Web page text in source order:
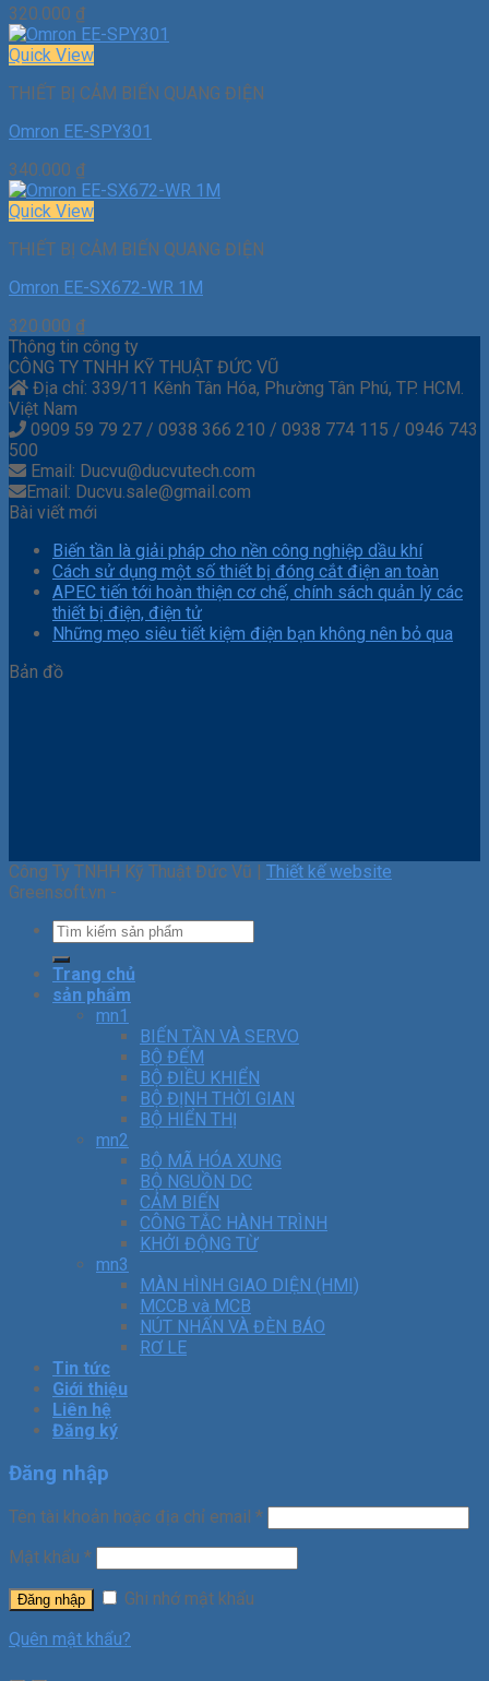
320.000 ₫
Quick View
THIẾT BỊ CẢM BIẾN QUANG ĐIỆN
Omron EE-SPY301
340.000 ₫
Quick View
THIẾT BỊ CẢM BIẾN QUANG ĐIỆN
Omron EE-SX672-WR 1M
320.000 ₫
Thông tin công ty
CÔNG TY TNHH KỸ THUẬT ĐỨC VŨ
Địa chỉ: 339/11 Kênh Tân Hóa, Phường Tân Phú, TP. HCM.
Việt Nam
0909 59 79 27 / 0938 366 210 / 0938 774 115 / 0946 743
500
Email: Ducvu@ducvutech.com
Email: Ducvu.sale@gmail.com
Bài viết mới
Biến tần là giải pháp cho nền công nghiệp dầu khí
Cách sử dụng một số thiết bị đóng cắt điện an toàn
APEC tiến tới hoàn thiện cơ chế, chính sách quản lý các
thiết bị điện, điện tử
Những mẹo siêu tiết kiệm điện bạn không nên bỏ qua
Bản đồ
Công Ty TNHH Kỹ Thuật Đức Vũ | Thiết kế website
Greensoft.vn -
Trang chủ
sản phẩm
mn1
BIẾN TẦN VÀ SERVO
BỘ ĐẾM
BỘ ĐIỀU KHIỂN
BỘ ĐỊNH THỜI GIAN
BỘ HIỂN THỊ
mn2
BỘ MÃ HÓA XUNG
BỘ NGUỒN DC
CẢM BIẾN
CÔNG TẮC HÀNH TRÌNH
KHỞI ĐỘNG TỪ
mn3
MÀN HÌNH GIAO DIỆN (HMI)
MCCB và MCB
NÚT NHẤN VÀ ĐÈN BÁO
RƠ LE
Tin tức
Giới thiệu
Liên hệ
Đăng ký
Đăng nhập
Tên tài khoản hoặc địa chỉ email *
Mật khẩu *
Đăng nhập
Ghi nhớ mật khẩu
Quên mật khẩu?